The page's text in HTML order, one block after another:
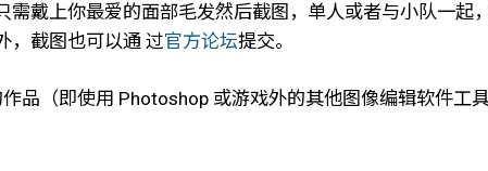
戴上你最爱的面部毛发然后截图，单人或者与小队一
，截图也可以通 过官方论坛提交。
品（即使用 Photoshop 或游戏外的其他图像编辑软件工